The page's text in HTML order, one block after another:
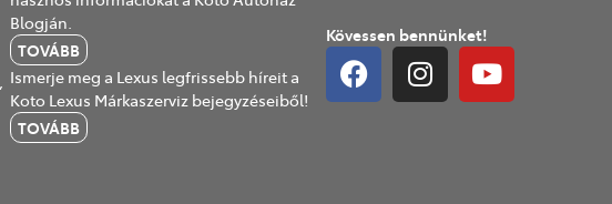
Blogján.
TOVÁBB
Ismerje meg a Lexus legfrissebb híreit a
Koto Lexus Márkaszerviz bejegyzéseiből!
TOVÁBB
Kövessen bennünket!